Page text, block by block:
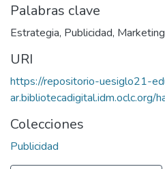
Palabras clave
Estrategia, Publicidad, Marketing
URI
https://repositorio-uesiglo21-
Colecciones
Publicidad